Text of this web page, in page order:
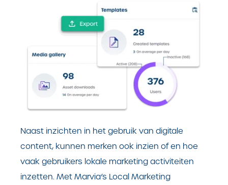
Naast inzichten in het gebruik van digitale
content, kunnen merken ook inzien of en hoe
vaak gebruikers lokale marketing activiteiten
inzetten. Met Marvia’s Local Marketing